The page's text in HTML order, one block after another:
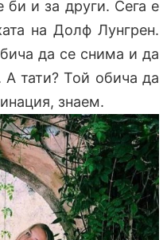
и за други. Сега е
на Долф Лунгрен.
да се снима и да
тати? Той обича да
знаем.